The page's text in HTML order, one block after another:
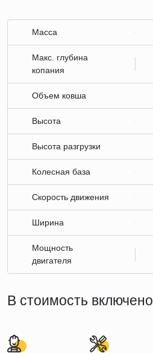
Масса
Макс. глубина
копания
Объем ковша
Высота
Высота разгрузки
Колесная база
Скорость движения
Ширина
Мощность
двигателя
В стоимость включено